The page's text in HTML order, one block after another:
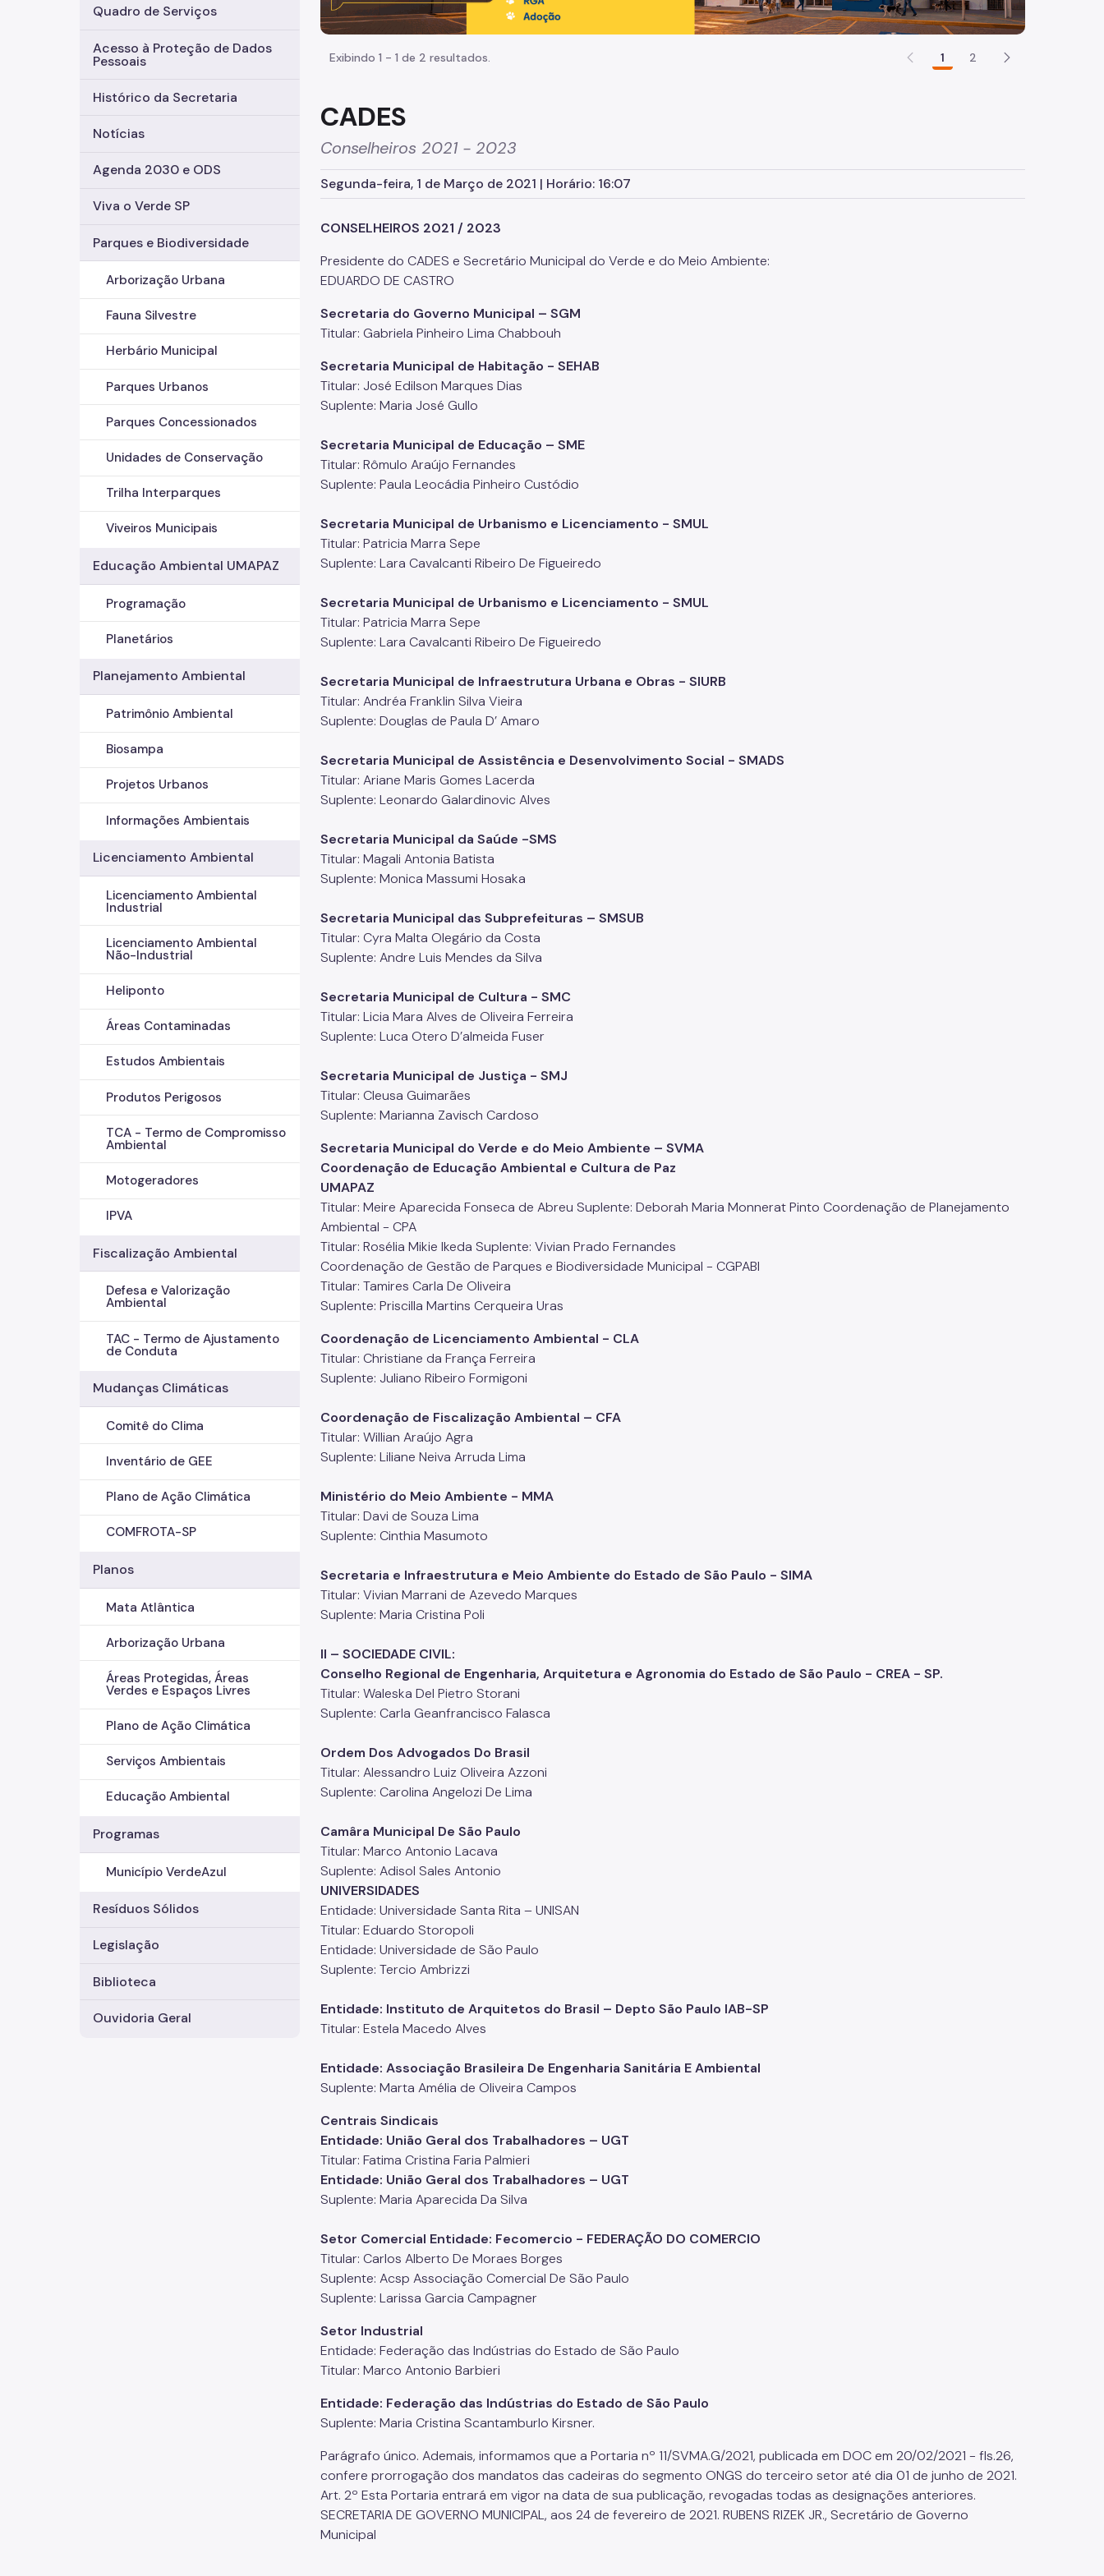
Quadro de Serviços
Acesso à Proteção de Dados
Pessoais
Histórico da Secretaria
Notícias
Agenda 2030 e ODS
Viva o Verde SP
Parques e Biodiversidade
Arborização Urbana
Fauna Silvestre
Herbário Municipal
Parques Urbanos
Parques Concessionados
Unidades de Conservação
Trilha Interparques
Viveiros Municipais
Educação Ambiental UMAPAZ
Programação
Planetários
Planejamento Ambiental
Patrimônio Ambiental
Biosampa
Projetos Urbanos
Informações Ambientais
Licenciamento Ambiental
Licenciamento Ambiental
Industrial
Licenciamento Ambiental
Não-Industrial
Heliponto
Áreas Contaminadas
Estudos Ambientais
Produtos Perigosos
TCA - Termo de Compromisso
Ambiental
Motogeradores
IPVA
Fiscalização Ambiental
Defesa e Valorização
Ambiental
TAC - Termo de Ajustamento
de Conduta
Mudanças Climáticas
Comitê do Clima
Inventário de GEE
Plano de Ação Climática
COMFROTA-SP
Planos
Mata Atlântica
Arborização Urbana
Áreas Protegidas, Áreas
Verdes e Espaços Livres
Plano de Ação Climática
Serviços Ambientais
Educação Ambiental
Programas
Município VerdeAzul
Resíduos Sólidos
Legislação
Biblioteca
Ouvidoria Geral
Exibindo 1 - 1 de 2 resultados. 1 2
CADES
Conselheiros 2021 - 2023
Segunda-feira, 1 de Março de 2021 | Horário: 16:07
CONSELHEIROS 2021 / 2023
Presidente do CADES e Secretário Municipal do Verde e do Meio Ambiente:
EDUARDO DE CASTRO
Secretaria do Governo Municipal – SGM
Titular: Gabriela Pinheiro Lima Chabbouh
Secretaria Municipal de Habitação - SEHAB
Titular: José Edilson Marques Dias
Suplente: Maria José Gullo
Secretaria Municipal de Educação – SME
Titular: Rômulo Araújo Fernandes
Suplente: Paula Leocádia Pinheiro Custódio
Secretaria Municipal de Urbanismo e Licenciamento - SMUL
Titular: Patricia Marra Sepe
Suplente: Lara Cavalcanti Ribeiro De Figueiredo
Secretaria Municipal de Urbanismo e Licenciamento - SMUL
Titular: Patricia Marra Sepe
Suplente: Lara Cavalcanti Ribeiro De Figueiredo
Secretaria Municipal de Infraestrutura Urbana e Obras - SIURB
Titular: Andréa Franklin Silva Vieira
Suplente: Douglas de Paula D’ Amaro
Secretaria Municipal de Assistência e Desenvolvimento Social - SMADS
Titular: Ariane Maris Gomes Lacerda
Suplente: Leonardo Galardinovic Alves
Secretaria Municipal da Saúde -SMS
Titular: Magali Antonia Batista
Suplente: Monica Massumi Hosaka
Secretaria Municipal das Subprefeituras – SMSUB
Titular: Cyra Malta Olegário da Costa
Suplente: Andre Luis Mendes da Silva
Secretaria Municipal de Cultura - SMC
Titular: Licia Mara Alves de Oliveira Ferreira
Suplente: Luca Otero D’almeida Fuser
Secretaria Municipal de Justiça - SMJ
Titular: Cleusa Guimarães
Suplente: Marianna Zavisch Cardoso
Secretaria Municipal do Verde e do Meio Ambiente – SVMA
Coordenação de Educação Ambiental e Cultura de Paz
UMAPAZ
Titular: Meire Aparecida Fonseca de Abreu Suplente: Deborah Maria Monnerat Pinto Coordenação de Planejamento
Ambiental - CPA
Titular: Rosélia Mikie Ikeda Suplente: Vivian Prado Fernandes
Coordenação de Gestão de Parques e Biodiversidade Municipal - CGPABI
Titular: Tamires Carla De Oliveira
Suplente: Priscilla Martins Cerqueira Uras
Coordenação de Licenciamento Ambiental - CLA
Titular: Christiane da França Ferreira
Suplente: Juliano Ribeiro Formigoni
Coordenação de Fiscalização Ambiental – CFA
Titular: Willian Araújo Agra
Suplente: Liliane Neiva Arruda Lima
Ministério do Meio Ambiente - MMA
Titular: Davi de Souza Lima
Suplente: Cinthia Masumoto
Secretaria e Infraestrutura e Meio Ambiente do Estado de São Paulo - SIMA
Titular: Vivian Marrani de Azevedo Marques
Suplente: Maria Cristina Poli
II – SOCIEDADE CIVIL:
Conselho Regional de Engenharia, Arquitetura e Agronomia do Estado de São Paulo - CREA - SP.
Titular: Waleska Del Pietro Storani
Suplente: Carla Geanfrancisco Falasca
Ordem Dos Advogados Do Brasil
Titular: Alessandro Luiz Oliveira Azzoni
Suplente: Carolina Angelozi De Lima
Camâra Municipal De São Paulo
Titular: Marco Antonio Lacava
Suplente: Adisol Sales Antonio
UNIVERSIDADES
Entidade: Universidade Santa Rita – UNISAN
Titular: Eduardo Storopoli
Entidade: Universidade de São Paulo
Suplente: Tercio Ambrizzi
Entidade: Instituto de Arquitetos do Brasil – Depto São Paulo IAB-SP
Titular: Estela Macedo Alves
Entidade: Associação Brasileira De Engenharia Sanitária E Ambiental
Suplente: Marta Amélia de Oliveira Campos
Centrais Sindicais
Entidade: União Geral dos Trabalhadores – UGT
Titular: Fatima Cristina Faria Palmieri
Entidade: União Geral dos Trabalhadores – UGT
Suplente: Maria Aparecida Da Silva
Setor Comercial Entidade: Fecomercio - FEDERAÇÃO DO COMERCIO
Titular: Carlos Alberto De Moraes Borges
Suplente: Acsp Associação Comercial De São Paulo
Suplente: Larissa Garcia Campagner
Setor Industrial
Entidade: Federação das Indústrias do Estado de São Paulo
Titular: Marco Antonio Barbieri
Entidade: Federação das Indústrias do Estado de São Paulo
Suplente: Maria Cristina Scantamburlo Kirsner.
Parágrafo único. Ademais, informamos que a Portaria nº 11/SVMA.G/2021, publicada em DOC em 20/02/2021 - fls.26,
confere prorrogação dos mandatos das cadeiras do segmento ONGS do terceiro setor até dia 01 de junho de 2021.
Art. 2º Esta Portaria entrará em vigor na data de sua publicação, revogadas todas as designações anteriores.
SECRETARIA DE GOVERNO MUNICIPAL, aos 24 de fevereiro de 2021. RUBENS RIZEK JR., Secretário de Governo
Municipal